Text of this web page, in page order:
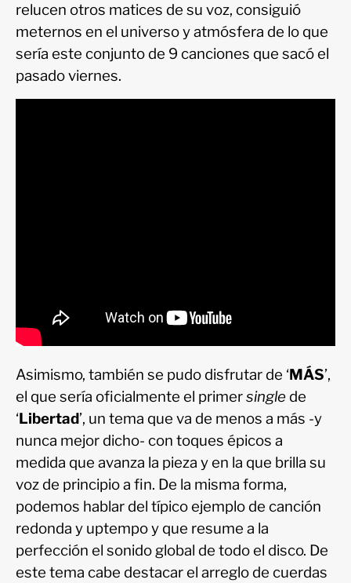
relucen otros matices de su voz, consiguió
meternos en el universo y atmósfera de lo que
sería este conjunto de 9 canciones que sacó el
pasado viernes.
Asimismo, también se pudo disfrutar de ‘MÁS’,
el que sería oficialmente el primersingle de
‘Libertad’, un tema que va de menos a más -y
nunca mejor dicho- con toques épicos a
medida que avanza la pieza y en la que brilla su
voz de principio a fin. De la misma forma,
podemos hablar del típico ejemplo de canción
redonda y uptempo y que resume a la
perfección el sonido global de todo el disco. De
este tema cabe destacar el arreglo de cuerdas